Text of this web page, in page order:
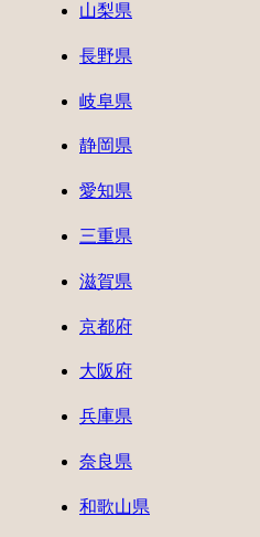
山梨県
長野県
岐阜県
静岡県
愛知県
三重県
滋賀県
京都府
大阪府
兵庫県
奈良県
和歌山県